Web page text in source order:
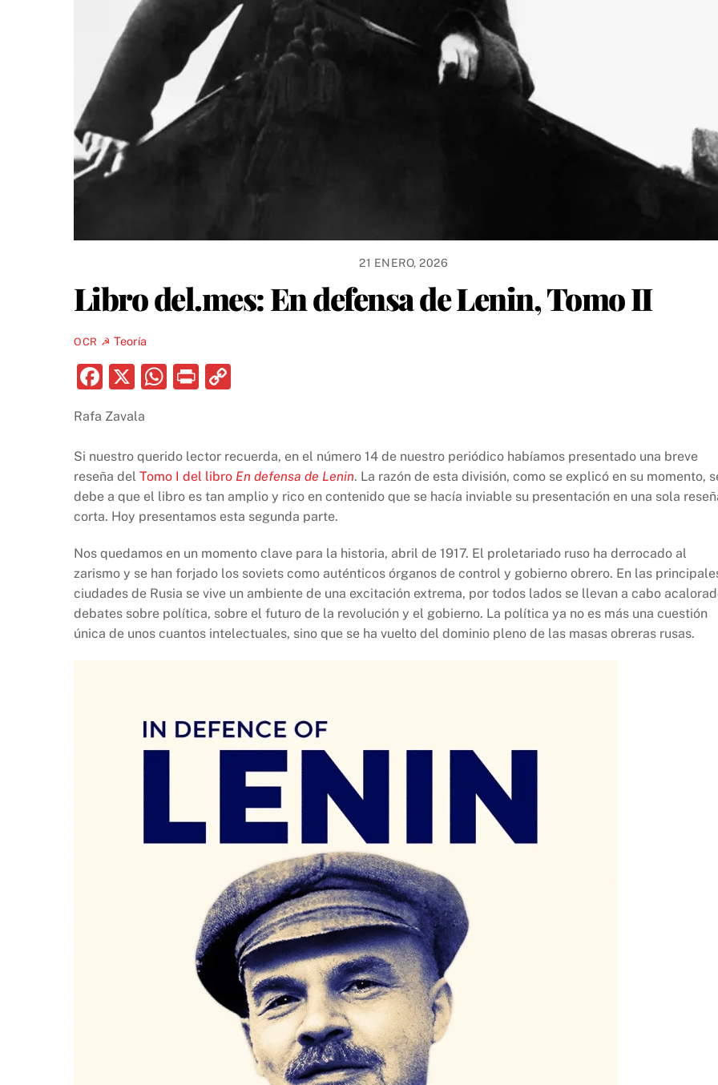
21 ENERO, 2026
Libro del.mes: En defensa de Lenin, Tomo II
OCR ☭ Teoría
F
c
e
b
o
o
k
X
W
s
A
p
p
P
y
Li
n
k
Rafa Zavala
Si nuestro querido lector recuerda, en el número 14 de nuestro periódico habíamos presentado una breve
reseña del Tomo I del libro En defensa de Lenin. La razón de esta división, como se explicó en su momento,
debe a que el libro es tan amplio y rico en contenido que se hacía inviable su presentación en una sola
corta. Hoy presentamos esta segunda parte.
Nos quedamos en un momento clave para la historia, abril de 1917. El proletariado ruso ha derrocado al
zarismo y se han forjado los soviets como auténticos órganos de control y gobierno obrero. En las
ciudades de Rusia se vive un ambiente de una excitación extrema, por todos lados se llevan a cabo
debates sobre política, sobre el futuro de la revolución y el gobierno. La política ya no es más una cuestión
única de unos cuantos intelectuales, sino que se ha vuelto del dominio pleno de las masas obreras rusas.